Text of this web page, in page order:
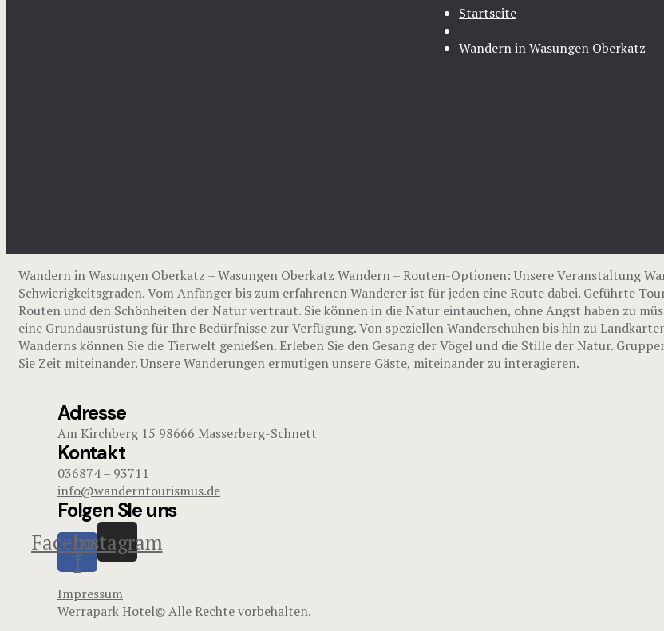
Startseite
Wandern in Wasungen Oberkatz
Wandern in Wasungen Oberkatz – Wasungen Oberkatz Wandern – Routen-Optionen: Unsere Veranstaltung
Schwierigkeitsgraden. Vom Anfänger bis zum erfahrenen Wanderer ist für jeden eine Route dabei. Geführte
Routen und den Schönheiten der Natur vertraut. Sie können in die Natur eintauchen, ohne Angst haben zu
eine Grundausrüstung für Ihre Bedürfnisse zur Verfügung. Von speziellen Wanderschuhen bis hin zu
Wanderns können Sie die Tierwelt genießen. Erleben Sie den Gesang der Vögel und die Stille der Natur.
Sie Zeit miteinander. Unsere Wanderungen ermutigen unsere Gäste, miteinander zu interagieren.
Adresse
Am Kirchberg 15 98666 Masserberg-Schnett
Kontakt
036874 – 93711
info@wanderntourismus.de
Folgen SIe uns
Facebook-
f
Instagram
Impressum
Werrapark Hotel© Alle Rechte vorbehalten.